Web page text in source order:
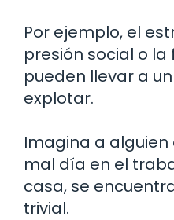
Por ejemplo, el
presión social o
pueden llevar a
explotar.
Imagina a
mal día en el
casa, se
trivial.